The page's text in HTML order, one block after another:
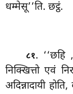
धम्मेसू’’ति. छट्ठं.
८१. ‘‘छहि
निक्खित्तो एवं
अदिन्नादायी